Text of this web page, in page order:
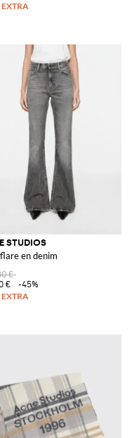
frangé et logo
STUDIOS
en denim
€
€
-45%